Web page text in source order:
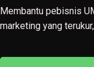
Membantu pebisnis
marketing yang